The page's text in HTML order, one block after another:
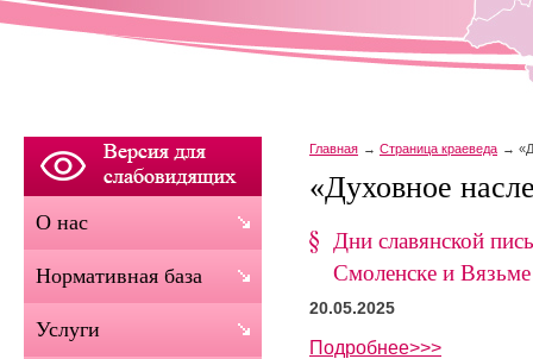
Главная Страница краеведа
«Духовное
Дни славянской
Смоленске и Вязьме
20.05.2025
Подробнее>>>
О нас
Нормативная база
Услуги